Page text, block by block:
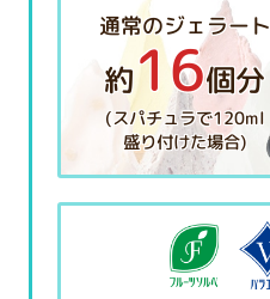
通常のジェラート
約16個分
(スパチュラで120ml
盛り付けた場合)